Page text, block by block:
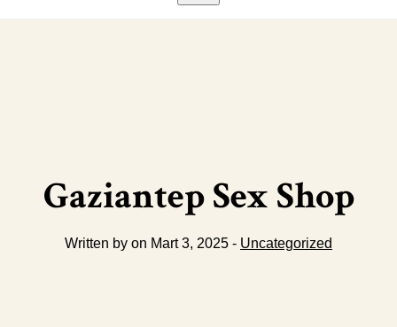
Gaziantep Sex Shop
Written by on Mart 3, 2025 - Uncategorized